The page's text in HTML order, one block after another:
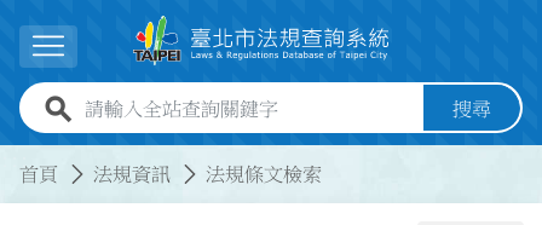
展開選單
全站查詢關鍵字欄位 搜尋
首頁 法規資訊 法規條文檢索